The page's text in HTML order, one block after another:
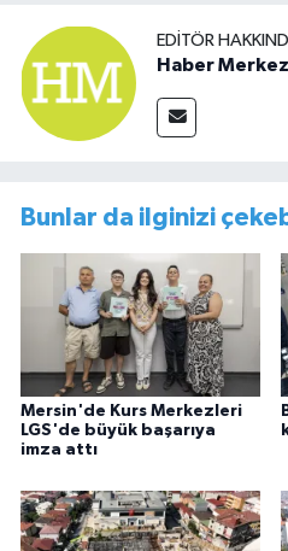
EDITÖR
Haber
Bunlar da ilginizi
Mersin'de Kurs Merkezleri
LGS'de büyük başarıya
imza attı